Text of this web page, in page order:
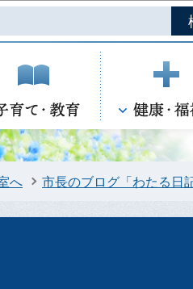
このページの本文へ
へ 市長のブログ「わたる日